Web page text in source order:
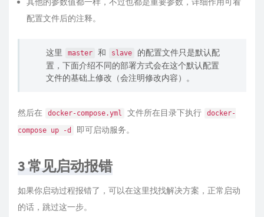
配置文件后的注释。
这里 master 和 slave
的配置文件只是默认配
置，下面介绍不同的部署方式会在这个默认配置
文件的基础上修改（会注明修改内容）。
然后在 docker-compose.yml 文件所在目录下执行 docker-
compose up -d 即可启动服务。
3 常见启动报错
如果你启动过程报错了，可以在这里找找解决方案，正常启动
的话，跳过这一步。